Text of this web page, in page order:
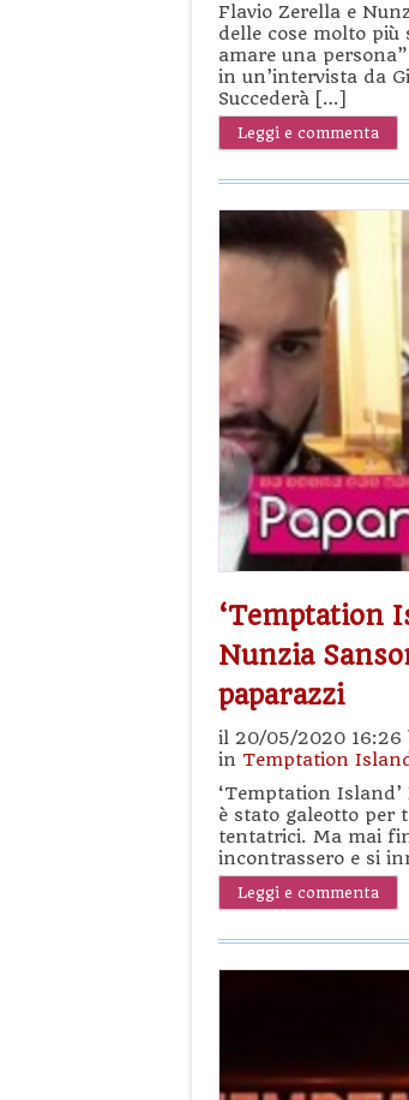
Flavio Zerella e
delle cose molto
amare una
in un’intervista da
Succederà […]
Leggi e commenta
‘Temptation
Nunzia
paparazzi
il 20/05/2020 16:26
in Temptation
‘Temptation
è stato galeotto per
tentatrici. Ma mai
incontrassero e si
Leggi e commenta